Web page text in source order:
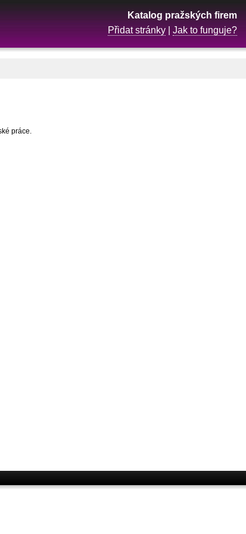
práce.
Katalog pražských firem
Přidat stránky
Jak to funguje?